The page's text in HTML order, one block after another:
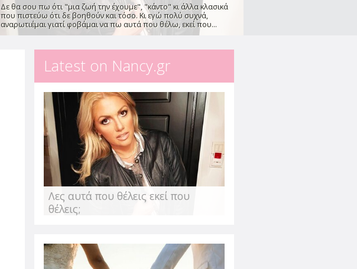
από τη Φρόσω Φωτεινάκη
Οι πιο πρόσφατες κοινωνιολογικές μελέτες δείχνουν πως
σήμερα, ένας στους τρεις γάμους οδηγείται σε διαζύγιο, με τις
Αντιμετώπισε την αβεβαιότητα & το
άγχος που προκάλεσε η πανδημία
από την Αλεξάνδρα Παυλέτση - Στεφανή
Η πανδημία επηρέασε την ανάγκη του ανθρώπου να νιώθει
ασφάλεια και δημιούργησε αμφιβολίες για ότι θεωρούσε
δεδομένο. Αυτό...
Latest on Nancy.gr
Λες αυτά που θέλεις εκεί που
θέλεις;